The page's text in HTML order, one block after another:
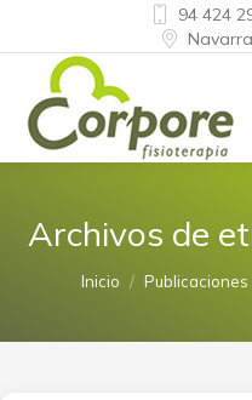
94 424
Archivos de
Estás aquí:
Inicio